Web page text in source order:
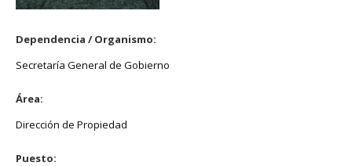
Dependencia / Organismo:
Secretaría General de Gobierno
Área:
Dirección de Propiedad
Puesto: